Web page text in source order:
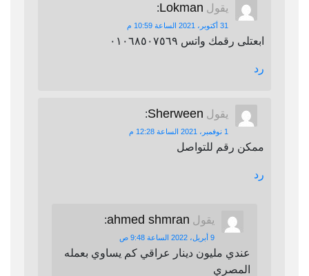
يقول Lokman
:
31 أكتوبر، 2021 الساعة 10:59 م
ابعتلى رقمك واتس ٠١٠٦٨٥٠٧٥٦٩
رد
يقول Sherween
:
1 نوفمبر، 2021 الساعة 12:28 م
ممكن رقم للتواصل
رد
يقول ahmed shmran
:
9 أبريل، 2022 الساعة 9:48 ص
عندي مليون دينار عراقي كم يساوي بعمله
المصري